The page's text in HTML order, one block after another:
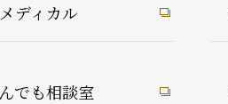
ディカル
でも相談室